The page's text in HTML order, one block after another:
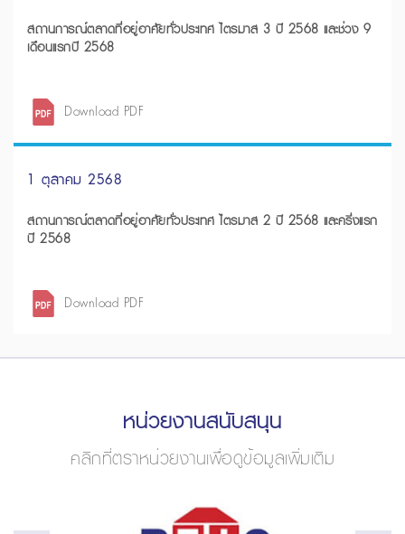
สถานการณ์ตลาดที่อยู่อาศัยทั่วประเทศ ไตรมาส 3 ปี 2568 และช่วง 9
เดือนแรกปี 2568
Download PDF
1 ตุลาคม 2568
สถานการณ์ตลาดที่อยู่อาศัยทั่วประเทศ ไตรมาส 2 ปี 2568 และครึ่งแรก
ปี 2568
Download PDF
หน่วยงานสนับสนุน
คลิกที่ตราหน่วยงานเพื่อดูข้อมูลเพิ่มเติม